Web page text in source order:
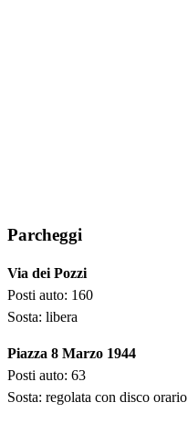
Parcheggi
Via dei Pozzi
Posti auto: 160
Sosta: libera
Piazza 8 Marzo 1944
Posti auto: 63
Sosta: regolata con disco orario